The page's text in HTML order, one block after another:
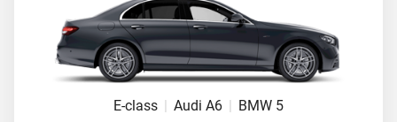
E-class | Audi A6 | BMW 5